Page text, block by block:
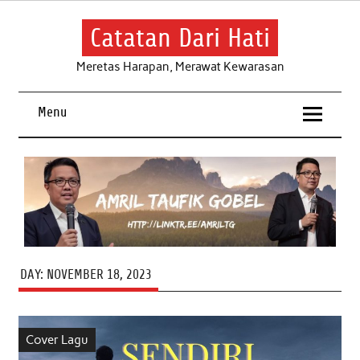
Skip
Catatan Dari Hati
Meretas Harapan, Merawat Kewarasan
Menu
DAY: NOVEMBER 18, 2023
Cover Lagu